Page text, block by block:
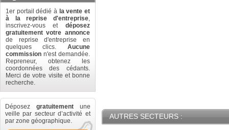
1er portail dédié à la vente et
à la reprise d'entreprise,
inscrivez-vous et déposez
gratuitement votre annonce
de reprise d'entreprise en
quelques clics. Aucune
commission n'est demandée.
Repreneur, obtenez les
coordonnées des cédants.
Merci de votre visite et bonne
recherche.
Déposez gratuitement une
veille par secteur d’activité et
par zone géographique.
AUTRES SECTEURS :